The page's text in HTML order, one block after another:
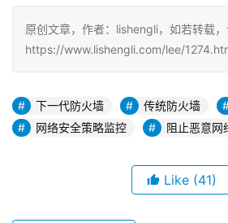
原创文章，作者：lishengli，如若转载，
https://www.lishengli.com/lee/
下一代防火墙 传统防火墙
网络安全策略监控
阻止恶意网
Like (41)